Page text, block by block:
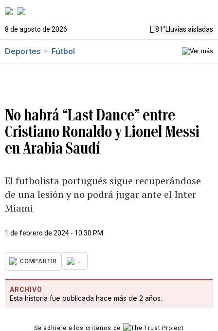
8 de agosto de 2026 81°Lluvias aisladas
Deportes Fútbol
No habrá “Last Dance” entre
Cristiano Ronaldo y Lionel Messi
en Arabia Saudí
El futbolista portugués sigue recuperándose
de una lesión y no podrá jugar ante el Inter
Miami
1 de febrero de 2024 - 10:30 PM
COMPARTIR ...
ARCHIVO
Esta historia fue publicada hace más de 2 años.
Se adhiere a los criterios de